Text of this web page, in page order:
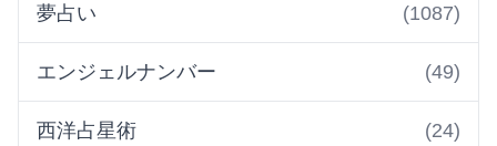
夢占い (1087)
エンジェルナンバー (49)
西洋占星術 (24)